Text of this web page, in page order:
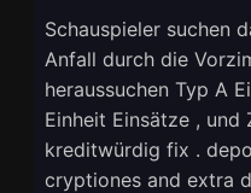
Schauspieler suchen
Anfall durch die
heraussuchen Typ A
Einheit Einsätze ,
kreditwürdig fix .
cryptiones and extra